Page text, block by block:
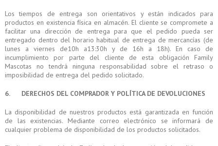
Los tiempos de entrega son orientativos y están indicados para
productos en existencia física en almacén. El cliente se compromete a
facilitar una dirección de entrega para que el pedido pueda ser
entregado dentro del horario habitual de entrega de mercancías (de
lunes a viernes de10h a13:30h y de 16h a 18h). En caso de
incumplimiento por parte del cliente de esta obligación Family
Mascotas no tendrá ninguna responsabilidad sobre el retraso o
imposibilidad de entrega del pedido solicitado.
6. DERECHOS DEL COMPRADOR Y POLÍTICA DE DEVOLUCIONES
La disponibilidad de nuestros productos está garantizada en función
de las existencias. Mediante correo electrónico se informará de
cualquier problema de disponibilidad de los productos solicitados.